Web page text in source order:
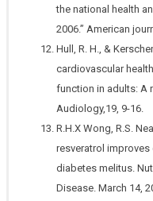
the national health
2006.” American
Hull, R. H., &
cardiovascular
function in adults: A
Audiology,19, 9-16.
R.H.X Wong, R.S.
resveratrol
diabetes melitus.
Disease. March 14,